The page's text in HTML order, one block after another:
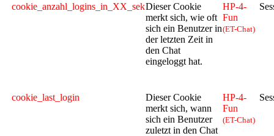
cookie_anzahl_logins_in_XX_sekDieser Cookie
merkt sich, wie oft
sich ein Benutzer in
der letzten Zeit in
den Chat
eingeloggt hat.
HP-4-
Fun
(ET-Chat)
cookie_last_login
Dieser Cookie
merkt sich, wann
sich ein Benutzer
zuletzt in den Chat
HP-4-
Fun
(ET-Chat)